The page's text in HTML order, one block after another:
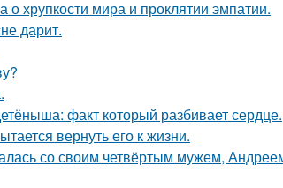
хрупкости мира и проклятии эмпатии.
дарит.
факт который разбивает сердце.
вернуть его к жизни.
со своим четвёртым мужем,